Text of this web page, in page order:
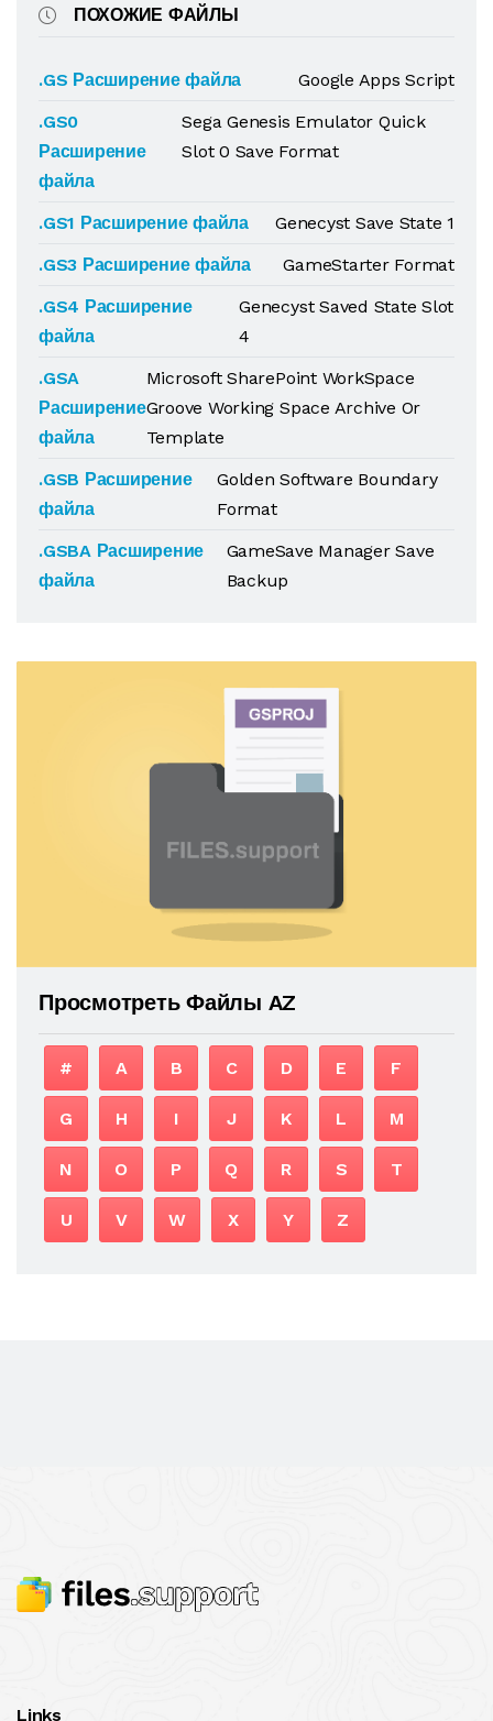
ПОХОЖИЕ ФАЙЛЫ
.GS Расширение файла
Google Apps Script
.GS0
Расширение
файла
Sega Genesis Emulator Quick
Slot 0 Save Format
.GS1 Расширение файла
Genecyst Save State 1
.GS3 Расширение файла
GameStarter Format
.GS4 Расширение
файла
Genecyst Saved State Slot
4
.GSA
Расширение
файла
Microsoft SharePoint WorkSpace
Groove Working Space Archive Or
Template
.GSB Расширение
файла
Golden Software Boundary
Format
.GSBA Расширение
файла
GameSave Manager Save
Backup
Просмотреть Файлы AZ
# A B C D E F
G H I J K L M
N O P Q R S T
U V W X Y Z
Links